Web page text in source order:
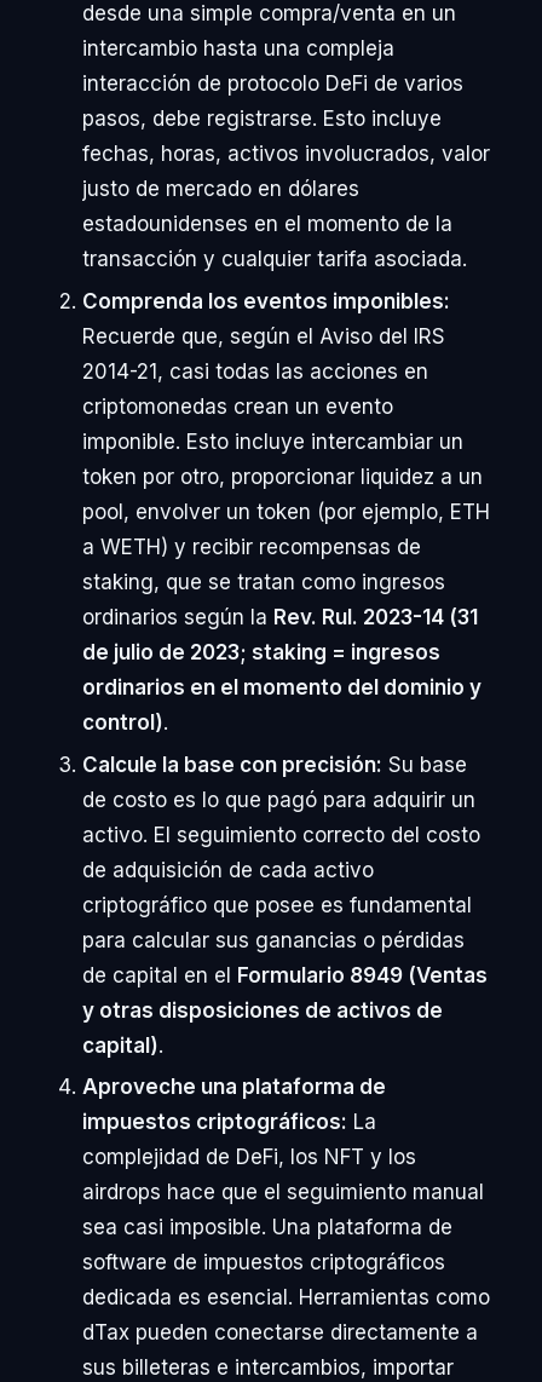
desde una simple compra/venta en un
intercambio hasta una compleja
interacción de protocolo DeFi de varios
pasos, debe registrarse. Esto incluye
fechas, horas, activos involucrados, valor
justo de mercado en dólares
estadounidenses en el momento de la
transacción y cualquier tarifa asociada.
Comprenda los eventos imponibles:
Recuerde que, según el Aviso del IRS
2014-21, casi todas las acciones en
criptomonedas crean un evento
imponible. Esto incluye intercambiar un
token por otro, proporcionar liquidez a un
pool, envolver un token (por ejemplo, ETH
a WETH) y recibir recompensas de
staking, que se tratan como ingresos
ordinarios según la Rev. Rul. 2023-14 (31
de julio de 2023; staking = ingresos
ordinarios en el momento del dominio y
control).
Calcule la base con precisión: Su base
de costo es lo que pagó para adquirir un
activo. El seguimiento correcto del costo
de adquisición de cada activo
criptográfico que posee es fundamental
para calcular sus ganancias o pérdidas
de capital en el Formulario 8949 (Ventas
y otras disposiciones de activos de
capital).
Aproveche una plataforma de
impuestos criptográficos: La
complejidad de DeFi, los NFT y los
airdrops hace que el seguimiento manual
sea casi imposible. Una plataforma de
software de impuestos criptográficos
dedicada es esencial. Herramientas como
dTax pueden conectarse directamente a
sus billeteras e intercambios, importar